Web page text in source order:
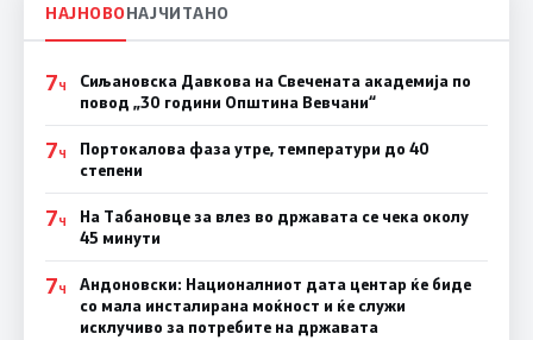
НАЈНОВОНАЈЧИТАНО
7Ч
Сиљановска Давкова на Свечената академија по
повод „30 години Општина Вевчани“
7Ч
Портокалова фаза утре, температури до 40
степени
7Ч
На Табановце за влез во државата се чека околу
45 минути
7Ч
Андоновски: Националниот дата центар ќе биде
со мала инсталирана моќност и ќе служи
исклучиво за потребите на државата